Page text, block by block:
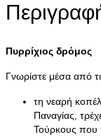
Πυρρίχιος δρόμος
Γνωρίστε μέσα από
τη νεαρή
Παναγίας,
Τούρκους που